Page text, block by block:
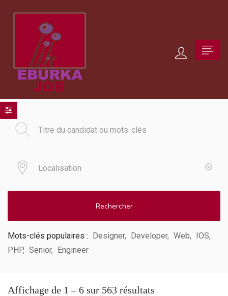
Rechercher
Mots-clés populaires : Designer Developer Web
IOS
PHP
Senior Engineer
Affichage de 1 –6 sur 563 résultats